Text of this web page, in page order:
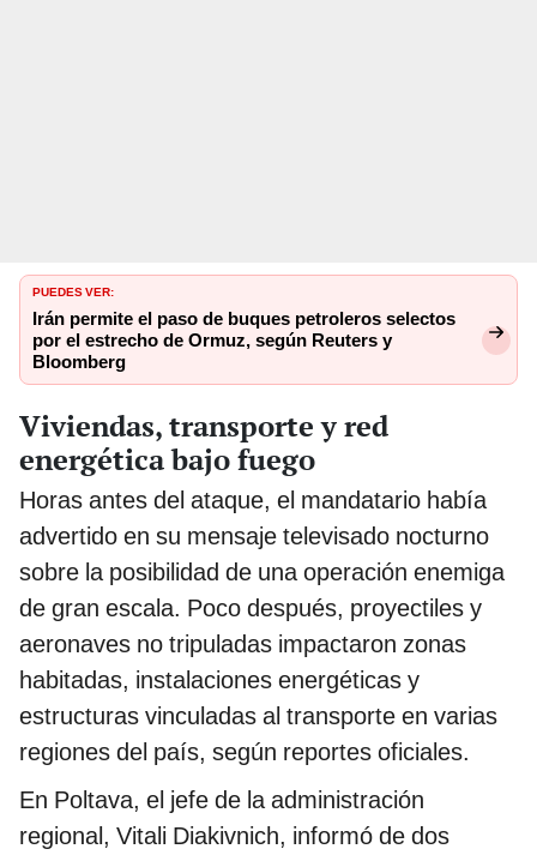
PUEDES VER:
Irán permite el paso de buques petroleros selectos
por el estrecho de Ormuz, según Reuters y
Bloomberg
Viviendas, transporte y red
energética bajo fuego
Horas antes del ataque, el mandatario había
advertido en su mensaje televisado nocturno
sobre la posibilidad de una operación enemiga
de gran escala. Poco después, proyectiles y
aeronaves no tripuladas impactaron zonas
habitadas, instalaciones energéticas y
estructuras vinculadas al transporte en varias
regiones del país, según reportes oficiales.
En Poltava, el jefe de la administración
regional, Vitali Diakivnich, informó de dos